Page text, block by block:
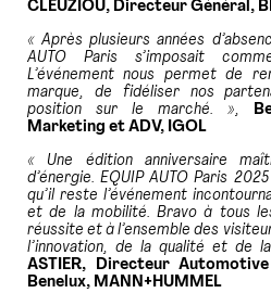
CLEUZIOU, Directeur Général,
« Après plusieurs années
AUTO Paris s’imposait
L’événement nous permet de
marque, de fidéliser nos
position sur le marché. »,
Marketing et ADV, IGOL
« Une édition anniversaire
d’énergie. EQUIP AUTO Paris
qu’il reste l’événement
et de la mobilité. Bravo à tous
réussite et à l’ensemble des
l’innovation, de la qualité et de
ASTIER, Directeur
Benelux, MANN+HUMMEL